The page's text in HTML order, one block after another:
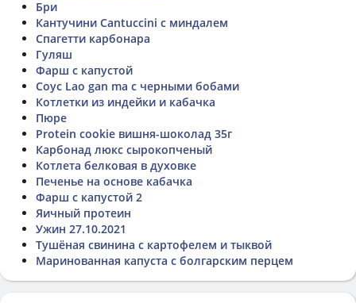
Бри
Кантучини Cantuccini с миндалем
Спагетти карбонара
Гуляш
Фарш с капустой
Соус Lao gan ma с черными бобами
Котлетки из индейки и кабачка
Пюре
Protein cookie вишня-шоколад 35г
Карбонад люкс сырокопченый
Котлета белковая в духовке
Печенье на основе кабачка
Фарш с капустой 2
Яичный протеин
Ужин 27.10.2021
Тушёная свинина с картофелем и тыквой
Маринованная капуста с болгарским перцем